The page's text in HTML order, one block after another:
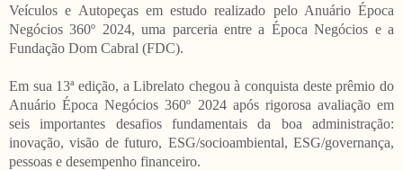
Veículos e Autopeças em estudo realizado pelo Anuário Época
Negócios 360º 2024, uma parceria entre a Época Negócios e a
Fundação Dom Cabral (FDC).
Em sua 13ª edição, a Librelato chegou à conquista deste prêmio do
Anuário Época Negócios 360º 2024 após rigorosa avaliação em
seis importantes desafios fundamentais da boa administração:
inovação, visão de futuro, ESG/socioambiental, ESG/governança,
pessoas e desempenho financeiro.